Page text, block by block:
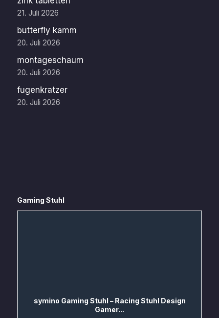
21. Juli 2026
butterfly kamm
20. Juli 2026
montageschaum
20. Juli 2026
fugenkratzer
20. Juli 2026
Gaming Stuhl
symino Gaming Stuhl – Racing Stuhl Design
Gamer...